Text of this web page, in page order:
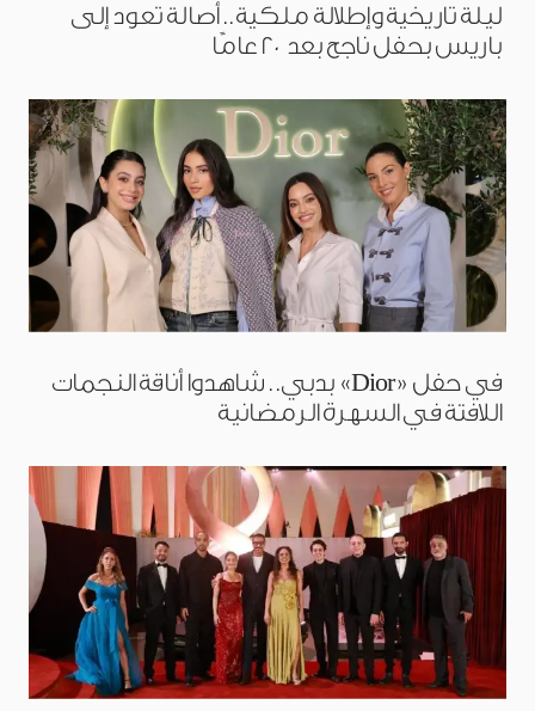
ليلة تاريخية وإطلالة ملكية.. أصالة تعود إلى
باريس بحفل ناجح بعد 20 عامًا
في حفل «Dior» بدبي.. شاهدوا أناقة النجمات
اللافتة في السهرة الرمضانية